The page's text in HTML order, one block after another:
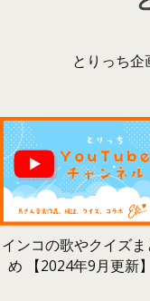
とりっち企
インコの歌やクイズま
め 【2024年9月更新】